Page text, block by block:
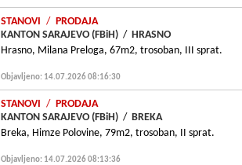
STANOVI / PRODAJA
KANTON SARAJEVO (FBiH) / HRASNO
Hrasno, Milana Preloga, 67m2, trosoban, III sprat.
Objavljeno: 14.07.2026 08:16:30
STANOVI / PRODAJA
KANTON SARAJEVO (FBiH) / BREKA
Breka, Himze Polovine, 79m2, trosoban, II sprat.
Objavljeno: 14.07.2026 08:13:36